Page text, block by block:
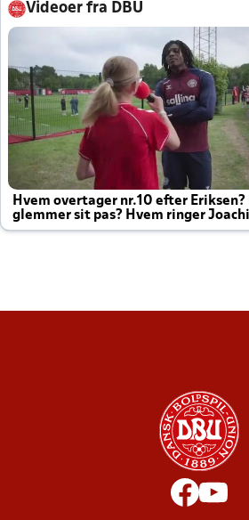
Videoer fra DBU
Hvem overtager nr.10 efter Eriksen?
glemmer sit pas? Hvem ringer
altid til efter kampe?